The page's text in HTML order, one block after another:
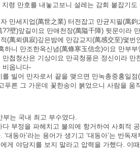
지령 만호를 내놓고보니 설레는 감회 붙잡기
만세지업(萬世之業) 터전잡고 만균지필(萬
??壁)앞길이요 만애천장(萬隘千障) 뒷문이라
(萬뢰俱寂)깊은밤에 만감교지(萬感交至)몇
하니 만조한옥신념(萬條寒玉信念)이요 만부
만첩청산은 기상이요 만곡청풍은 정신이라
비옵니다-
를 빌어 만자로서 끝을 맺으면 만녹총중홍일
푸른 그 가운데 꽃한송이 붉었으니 사람을 움
부는 국내 최고 부수였다.
다 부정을 파헤치고 불의에 항거하여 사회적
‘대동아’라는 용어가 생기고 ‘대동아’는 반독
게 야당지를 보지 말라고 압력을 가했다. 이